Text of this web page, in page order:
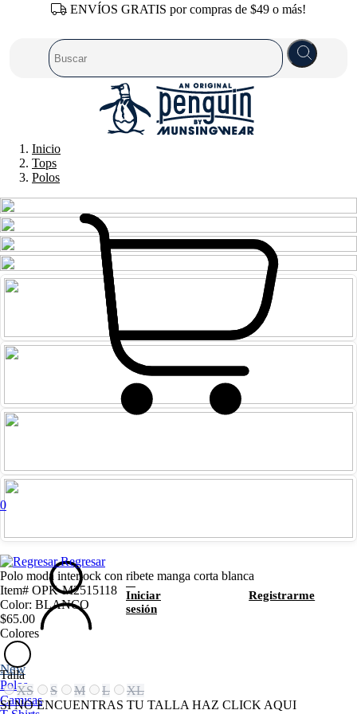
ENVÍOS GRATIS por compras de $49 o más!
0
Iniciar
sesión
Registrarme
New
Polos
Camisas
Inicio
Tops
Polos
Regresar
Polo moda interlock con ribete manga corta blanca
Item# OPK-M2515118
Color: BLANCO
$65.00
Colores
Talla
XS
S M L
XL
SI NO ENCUENTRAS TU TALLA HAZ CLICK AQUI